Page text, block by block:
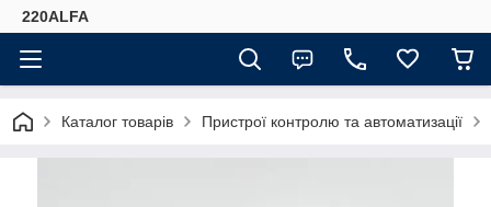
220ALFA
Каталог товарів Пристрої контролю та автоматизації